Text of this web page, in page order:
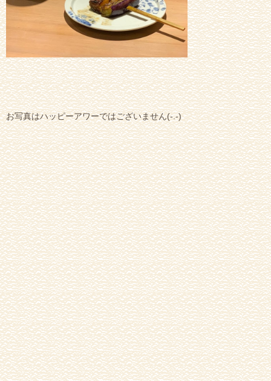
お写真はハッピーアワーではございません(-.-)